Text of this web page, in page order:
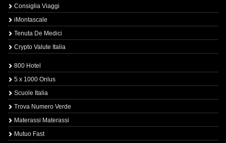
Consiglia Viaggi
iMontascale
Tenuta De Medici
Crypto Valute Italia
800 Hotel
5 x 1000 Onlus
Scuole Italia
Trova Numero Verde
Materassi Materassi
Mutuo Fast